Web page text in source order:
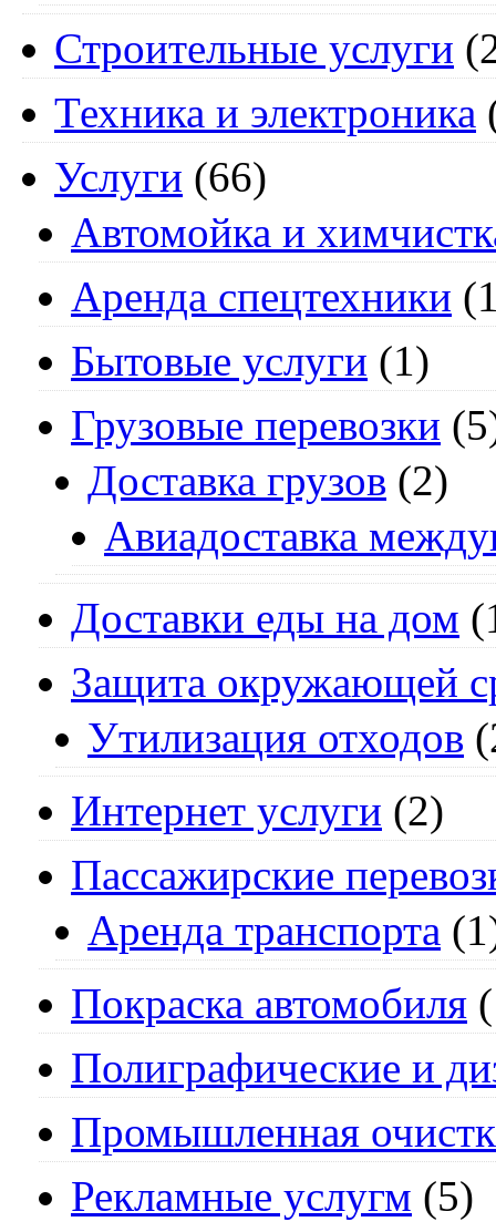
Строительные услуги
Техника и электроника
Услуги (66)
Автомойка и
Аренда спецтехники
Бытовые услуги (1)
Грузовые перевозки
Доставка грузов (2)
Авиадоставка
Доставки еды на дом
Защита окружающей
Утилизация отходов
Интернет услуги (2)
Пассажирские
Аренда транспорта
Покраска автомобиля
Полиграфические и
Промышленная
Рекламные услугм (5)